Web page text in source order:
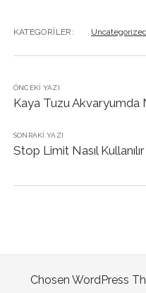
KATEGORILER:
ÖNCEKI YAZI
Kaya Tuzu Akvaryumda
SONRAKI YAZI
Stop Limit Nasıl Kullanılır
Chosen WordPress